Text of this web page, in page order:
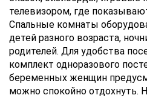
телевизором, где
Спальные комнаты
детей разного возраста,
родителей. Для удобства
комплект одноразового
беременных женщин
можно спокойно отдохнуть.